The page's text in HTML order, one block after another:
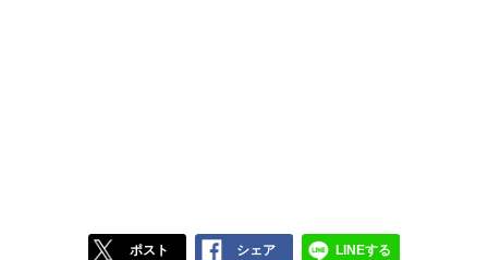
ポスト シェア LINEする